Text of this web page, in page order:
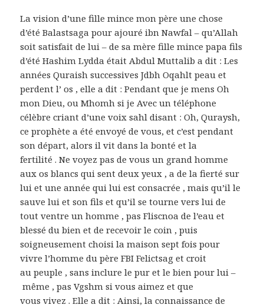
La vision d’une fille mince mon père une chose
d’été Balastsaga pour ajouré ibn Nawfal – qu’Allah
soit satisfait de lui – de sa mère fille mince papa fils
d’été Hashim Lydda était Abdul Muttalib a dit : Les
années Quraish successives Jdbh Oqahlt peau et
perdent l’ os , elle a dit : Pendant que je mens Oh
mon Dieu, ou Mhomh si je Avec un téléphone
célèbre criant d’une voix sahl disant : Oh, Quraysh,
ce prophète a été envoyé de vous, et c’est pendant
son départ, alors il vit dans la bonté et la
fertilité . Ne voyez pas de vous un grand homme
aux os blancs qui sent deux yeux , a de la fierté sur
lui et une année qui lui est consacrée , mais qu’il le
sauve lui et son fils et qu’il se tourne vers lui de
tout ventre un homme , pas Fliscnoa de l’eau et
blessé du bien et de recevoir le coin , puis
soigneusement choisi la maison sept fois pour
vivre l’homme du père FBI Felictsag et croit
au peuple , sans inclure le pur et le bien pour lui –
même , pas Vgshm si vous aimez et que
vous vivez . Elle a dit : Ainsi, la connaissance de